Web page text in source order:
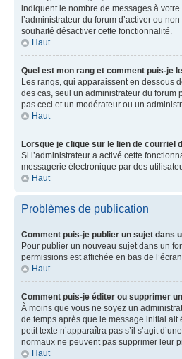
indiquent le nombre de messages à
l’administrateur du forum d’activer ou
souhaité désactiver cette fonctionnalité.
Haut
Quel est mon rang et comment puis-je
Les rangs, qui apparaissent en dessous
des cas, seul un administrateur du forum
pas ceci et un modérateur ou un
Haut
Lorsque je clique sur le lien de courriel
Si l’administrateur a activé cette
messagerie électronique par des
Haut
Problèmes de publication
Comment puis-je publier un sujet dans
Pour publier un nouveau sujet dans un
permissions est affichée en bas de
Haut
Comment puis-je éditer ou supprimer
À moins que vous ne soyez un
de temps après que le message initial ait
petit texte n’apparaîtra pas s’il s’agit
normaux ne peuvent pas supprimer leur
Haut